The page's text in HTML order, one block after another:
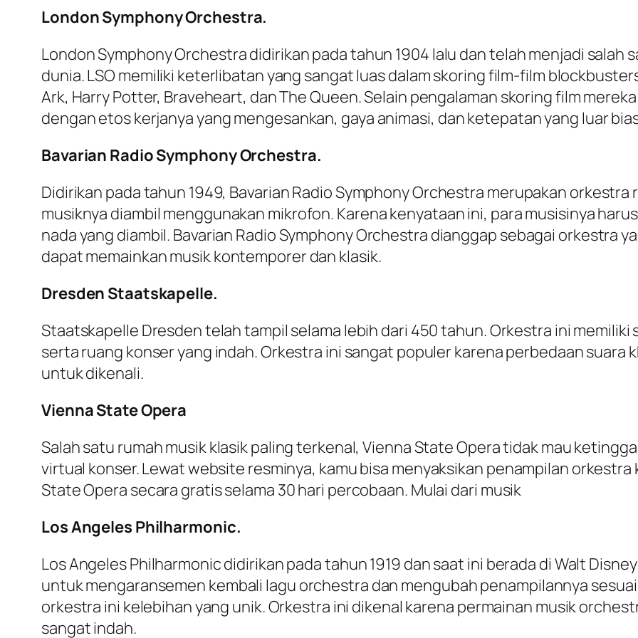
London Symphony Orchestra.
London Symphony Orchestra didirikan pada tahun 1904 lalu dan telah menjadi
dunia. LSO memiliki keterlibatan yang sangat luas dalam skoring film-film
Ark, Harry Potter, Braveheart, dan The Queen. Selain pengalaman skoring film
dengan etos kerjanya yang mengesankan, gaya animasi, dan ketepatan yang luar
Bavarian Radio Symphony Orchestra.
Didirikan pada tahun 1949, Bavarian Radio Symphony Orchestra merupakan
musiknya diambil menggunakan mikrofon. Karena kenyataan ini, para musisinya
nada yang diambil. Bavarian Radio Symphony Orchestra dianggap sebagai orkestra
dapat memainkan musik kontemporer dan klasik.
Dresden Staatskapelle.
Staatskapelle Dresden telah tampil selama lebih dari 450 tahun. Orkestra ini memiliki
serta ruang konser yang indah. Orkestra ini sangat populer karena perbedaan suara
untuk dikenali.
Vienna State Opera
Salah satu rumah musik klasik paling terkenal, Vienna State Opera tidak mau
virtual konser. Lewat website resminya, kamu bisa menyaksikan penampilan
State Opera secara gratis selama 30 hari percobaan. Mulai dari musik
Los Angeles Philharmonic.
Los Angeles Philharmonic didirikan pada tahun 1919 dan saat ini berada di Walt
untuk mengaransemen kembali lagu orchestra dan mengubah penampilannya
orkestra ini kelebihan yang unik. Orkestra ini dikenal karena permainan musik
sangat indah.